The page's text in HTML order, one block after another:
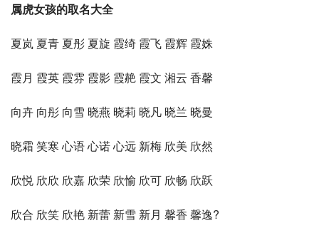
属虎女孩的取名大全
夏岚 夏青 夏彤 夏旋 霞绮 霞飞 霞辉 霞姝
霞月 霞英 霞雰 霞影 霞赩 霞文 湘云 香馨
向卉 向彤 向雪 晓燕 晓莉 晓凡 晓兰 晓曼
晓霜 笑寒 心语 心诺 心远 新梅 欣美 欣然
欣悦 欣欣 欣嘉 欣荣 欣愉 欣可 欣畅 欣跃
欣合 欣笑 欣艳 新蕾 新雪 新月 馨香 馨逸?